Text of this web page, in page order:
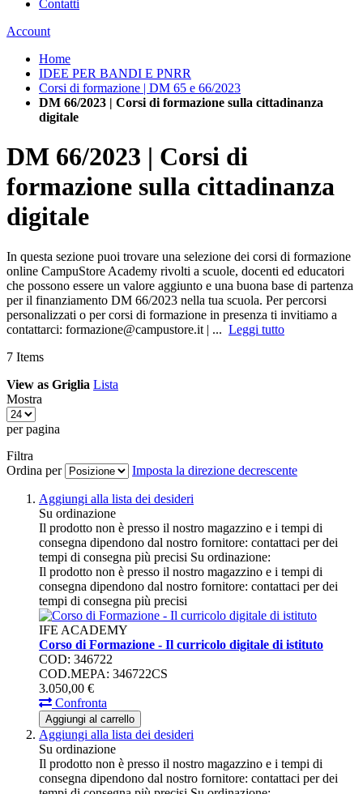
Contatti
Account
Home
IDEE PER BANDI E PNRR
Corsi di formazione | DM 65 e 66/2023
DM 66/2023 | Corsi di formazione sulla cittadinanza
digitale
DM 66/2023 | Corsi di
formazione sulla cittadinanza
digitale
In questa sezione puoi trovare una selezione dei corsi di formazione
online CampuStore Academy rivolti a scuole, docenti ed educatori
che possono essere un valore aggiunto e una buona base di partenza
per il finanziamento DM 66/2023 nella tua scuola. Per percorsi
personalizzati o per corsi di formazione in presenza ti invitiamo a
contattarci: formazione@campustore.it | ... Leggi tutto
7 Items
View as Griglia Lista
Mostra
per pagina
Filtra
Ordina per
Imposta la direzione decrescente
Aggiungi alla lista dei desideri
Su ordinazione
Il prodotto non è presso il nostro magazzino e i tempi di
consegna dipendono dal nostro fornitore: contattaci per dei
tempi di consegna più precisi Su ordinazione:
Il prodotto non è presso il nostro magazzino e i tempi di
consegna dipendono dal nostro fornitore: contattaci per dei
tempi di consegna più precisi
IFE ACADEMY
Corso di Formazione - Il curricolo digitale di istituto
COD: 346722
COD.MEPA: 346722CS
3.050,00 €
Confronta
Aggiungi al carrello
Aggiungi alla lista dei desideri
Su ordinazione
Il prodotto non è presso il nostro magazzino e i tempi di
consegna dipendono dal nostro fornitore: contattaci per dei